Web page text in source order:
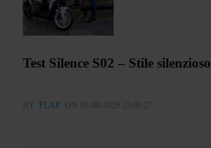
Test Silence S02 – Stile silenzioso
BY FLAP ON 03-08-2026 23:00:27